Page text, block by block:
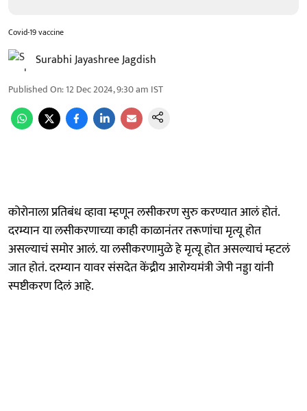
Covid-19 vaccine
Surabhi Jayashree Jagdish
Published On:12 Dec 2024, 9:30 am IST
कोरोनाला प्रतिबंध व्हावा म्हणून लसीकरण सुरु करण्यात आलं होतं.
दरम्यान या लसीकरणाच्या काही काळानंतर तरूणांचा मृत्यू होत
असल्याचं समोर आलं. या लसीकरणामुळे हे मृत्यू होत असल्याचं म्हटलं
जात होतं. दरम्यान यावर संसदेत केंद्रीय आरोग्यमंत्री जेपी नड्डा यांनी
स्पष्टीकरण दिलं आहे.